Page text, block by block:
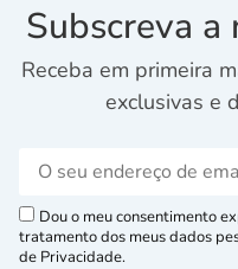
Subscreva
Receba em primeira
exclusivas e
Dou o meu consentimento
tratamento dos meus dados
de Privacidade.